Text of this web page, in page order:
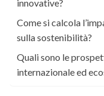
innovative?
Come si calcola
sulla sostenibilità?
Quali sono le
internazionale ed